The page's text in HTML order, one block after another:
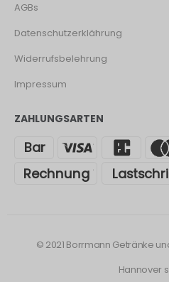
AGBs
Datenschutzerklährung
Widerrufsbelehrung
Impressum
ZAHLUNGSARTEN
© 2021 Borrmann Getränke
Hannover